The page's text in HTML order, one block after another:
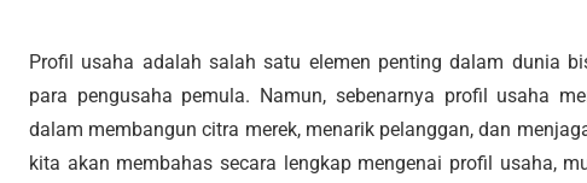
Profil usaha adalah salah satu elemen penting dalam dunia
para pengusaha pemula. Namun, sebenarnya profil usaha
dalam membangun citra merek, menarik pelanggan, dan
kita akan membahas secara lengkap mengenai profil usaha,